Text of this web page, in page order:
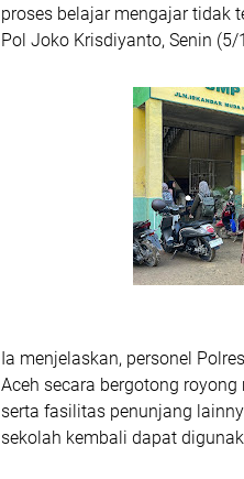
proses belajar mengajar tidak
Pol Joko Krisdiyanto, Senin
Ia menjelaskan, personel
Aceh secara bergotong
serta fasilitas penunjang
sekolah kembali dapat